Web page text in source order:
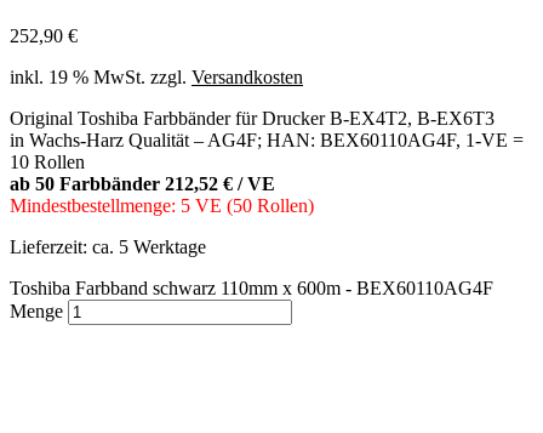
252,90 €
inkl. 19 % MwSt. zzgl. Versandkosten
Original Toshiba Farbbänder für Drucker B-EX4T2, B-EX6T3
in Wachs-Harz Qualität – AG4F; HAN: BEX60110AG4F, 1-VE =
10 Rollen
ab 50 Farbbänder 212,52 € / VE
Mindestbestellmenge: 5 VE (50 Rollen)
Lieferzeit: ca. 5 Werktage
Toshiba Farbband schwarz 110mm x 600m - BEX60110AG4F
Menge